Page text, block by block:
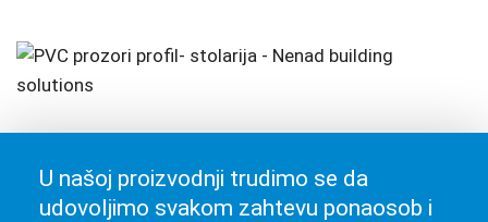
U našoj proizvodnji trudimo se da
udovoljimo svakom zahtevu ponaosob i